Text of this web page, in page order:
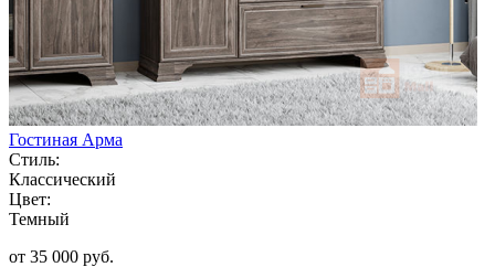
Гостиная Арма
Стиль:
Классический
Цвет:
Темный
от 35 000 руб.